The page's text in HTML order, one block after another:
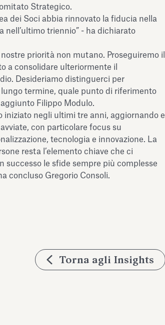
Strategico.
dei Soci abbia rinnovato la fiducia nella
nell’ultimo triennio” - ha dichiarato
priorità non mutano. Proseguiremo il
a consolidare ulteriormente il
Desideriamo distinguerci per
termine, quale punto di riferimento
Filippo Modulo.
iniziato negli ultimi tre anni, aggiornando e
con particolare focus su
tecnologia e innovazione. La
resta l’elemento chiave che ci
successo le sfide sempre più complesse
concluso Gregorio Consoli.
Torna agli Insights